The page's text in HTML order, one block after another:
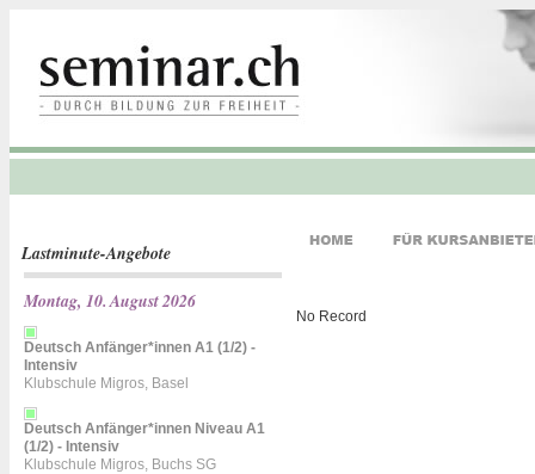
Lastminute-Angebote
Montag, 10. August 2026
Deutsch Anfänger*innen A1 (1/2) -
Intensiv
Klubschule Migros, Basel
Deutsch Anfänger*innen Niveau A1
(1/2) - Intensiv
Klubschule Migros, Buchs SG
No Record